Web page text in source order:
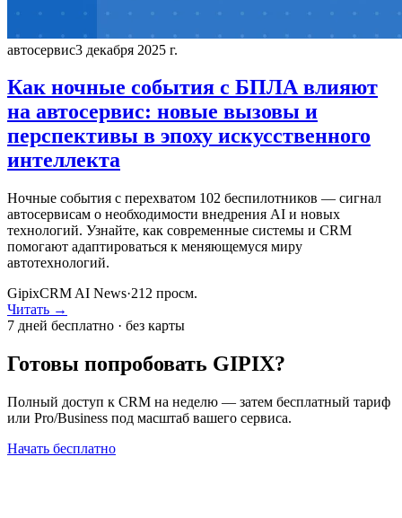
автосервис3 декабря 2025 г.
Как ночные события с БПЛА влияют
на автосервис: новые вызовы и
перспективы в эпоху искусственного
интеллекта
Ночные события с перехватом 102 беспилотников — сигнал
автосервисам о необходимости внедрения AI и новых
технологий. Узнайте, как современные системы и CRM
помогают адаптироваться к меняющемуся миру
автотехнологий.
GipixCRM AI News·212 просм.
Читать →
7 дней бесплатно · без карты
Готовы попробовать GIPIX?
Полный доступ к CRM на неделю — затем бесплатный тариф
или Pro/Business под масштаб вашего сервиса.
Начать бесплатно